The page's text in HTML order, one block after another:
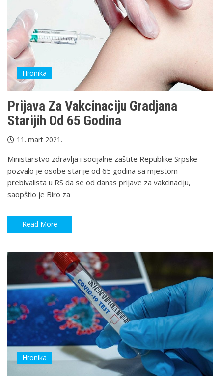
Hronika
Prijava Za Vakcinaciju Gradjana
Starijih Od 65 Godina
11. mart 2021.
Ministarstvo zdravlja i socijalne zaštite Republike Srpske
pozvalo je osobe starije od 65 godina sa mjestom
prebivalista u RS da se od danas prijave za vakcinaciju,
saopštio je Biro za
Read More
Hronika